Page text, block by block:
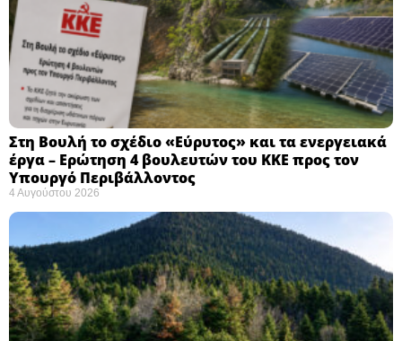
Στη Βουλή το σχέδιο «Εύρυτος» και τα ενεργειακά
έργα – Ερώτηση 4 βουλευτών του ΚΚΕ προς τον
Υπουργό Περιβάλλοντος
4 Αυγούστου 2026